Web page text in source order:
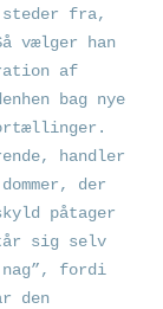
steder fra,
vælger han
af
bag nye
handler
der
påtager
sig selv
fordi
den